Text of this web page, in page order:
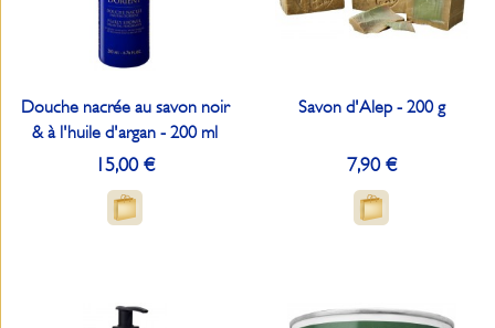
Douche nacrée au savon noir
& à l'huile d'argan - 200 ml
15,00 €
Savon d'Alep - 200 g
7,90 €